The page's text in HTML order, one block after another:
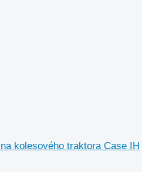
kolesového traktora Case IH